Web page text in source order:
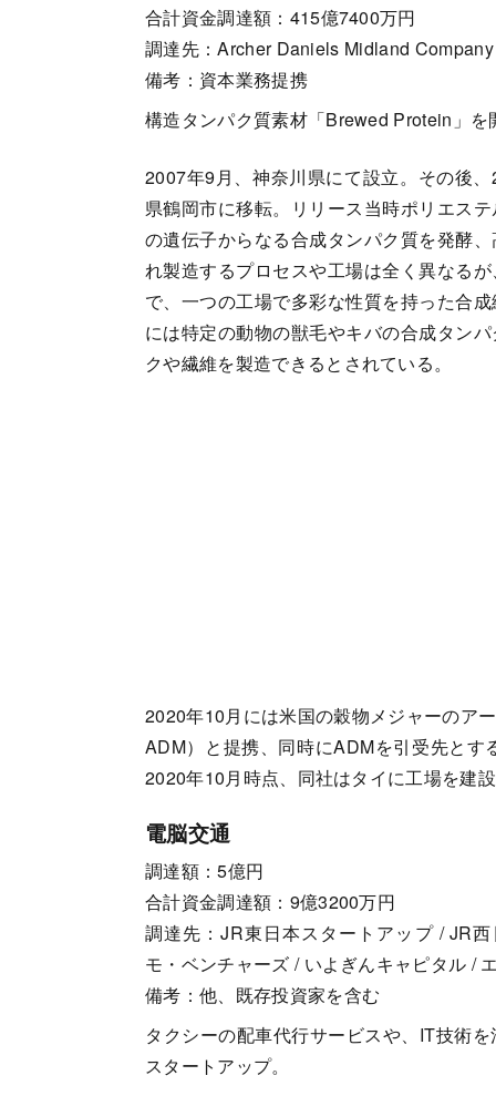
合計資金調達額：415億7400万円
調達先：Archer Daniels Midland Company
備考：資本業務提携
構造タンパク質素材「Brewed Protein」
2007年9月、神奈川県にて設立。その後
県鶴岡市に移転。リリース当時ポリエス
の遺伝子からなる合成タンパク質を発酵
れ製造するプロセスや工場は全く異なる
で、一つの工場で多彩な性質を持った合
には特定の動物の獣毛やキバの合成タン
クや繊維を製造できるとされている。
2020年10月には米国の穀物メジャーのア
ADM）と提携、同時にADMを引受先と
2020年10月時点、同社はタイに工場を建
電脳交通
調達額：5億円
合計資金調達額：9億3200万円
調達先：JR東日本スタートアップ / JR
モ・ベンチャーズ / いよぎんキャピタル /
備考：他、既存投資家を含む
タクシーの配車代行サービスや、IT技術
スタートアップ。